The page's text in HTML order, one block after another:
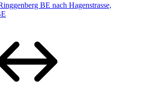
BE nach Hagenstrasse,